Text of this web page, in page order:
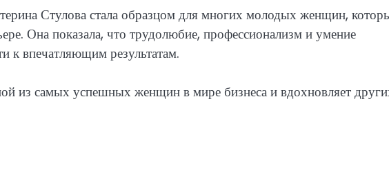
Стулова стала образцом для многих молодых женщин,
Она показала, что трудолюбие, профессионализм и умение
к впечатляющим результатам.
из самых успешных женщин в мире бизнеса и вдохновляет